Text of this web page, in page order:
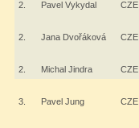
2. Pavel Vykydal CZE
2. Jana Dvořáková CZE
2. Michal Jindra CZE
3. Pavel Jung CZE